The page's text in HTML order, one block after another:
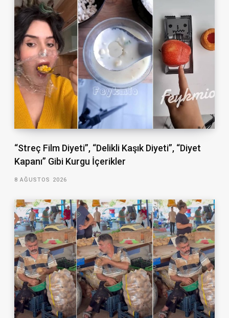
“Streç Film Diyeti”, “Delikli Kaşık Diyeti”, “Diyet
Kapanı” Gibi Kurgu İçerikler
8 AĞUSTOS 2026